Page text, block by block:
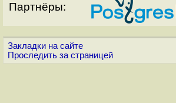
Партнёры:
Закладки на сайте
Проследить за страницей